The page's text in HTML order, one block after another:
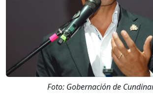
Foto: Gobernación de